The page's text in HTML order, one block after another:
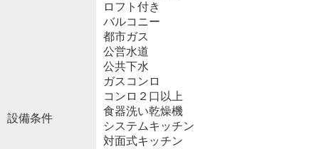
設備条件
ロフト付き
バルコニー
都市ガス
公営水道
公共下水
ガスコンロ
コンロ２口以上
食器洗い乾燥機
システムキッチン
対面式キッチン